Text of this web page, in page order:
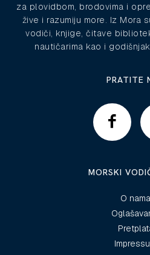
za plovidbom, brodovima i
žive i razumiju more. Iz Mora
vodiči, knjige, čitave
nautičarima kao i godišnjak
PRATITE
MORSKI
O nama